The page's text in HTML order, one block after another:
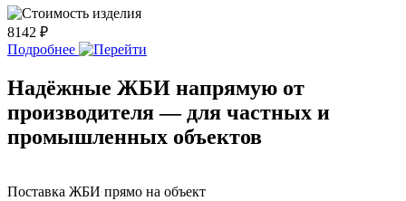
8142 ₽
Подробнее
Надёжные ЖБИ напрямую от
производителя — для частных и
промышленных объектов
Поставка ЖБИ прямо на объект